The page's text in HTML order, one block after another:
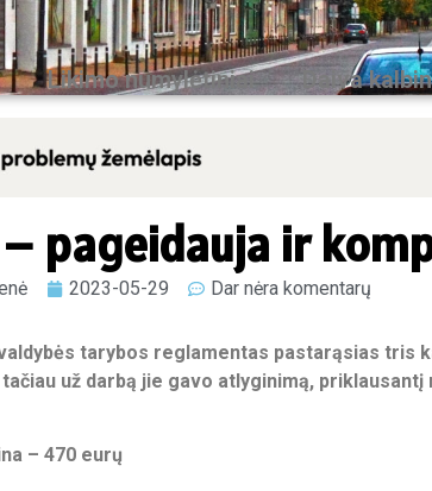
Likimo numylėtiniai Daiva
pageidauja ir
2023-05-29 Dar nėra komentarų
tarybos reglamentas pastarąsias tris
už darbą jie gavo atlyginimą,
– 470 eurų